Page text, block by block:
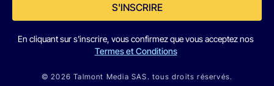
S'INSCRIRE
En cliquant sur s'inscrire, vous confirmez que vous acceptez nos
Termes et Conditions
© 2026 Talmont Media SAS. tous droits réservés.